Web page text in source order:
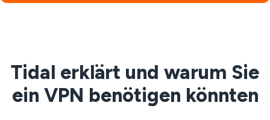
Tidal erklärt und warum Sie
ein VPN benötigen könnten